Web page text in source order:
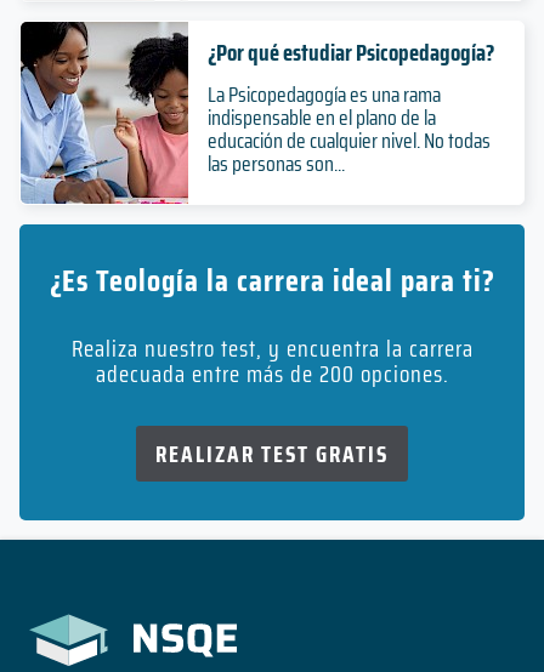
¿Por qué estudiar Psicopedagogía?
La Psicopedagogía es una rama
indispensable en el plano de la
educación de cualquier nivel. No todas
las personas son...
¿Es Teología la carrera ideal para ti?
Realiza nuestro test, y encuentra la carrera
adecuada entre más de 200 opciones.
REALIZAR TEST GRATIS